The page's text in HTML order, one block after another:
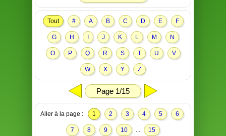
Tout # A B C D E F
G H J K L M N
O P Q R S T U V
W X Y Z
Page 1/15
Aller à la page : 1 2 3 4 5 6
7 8 9 10 ... 15